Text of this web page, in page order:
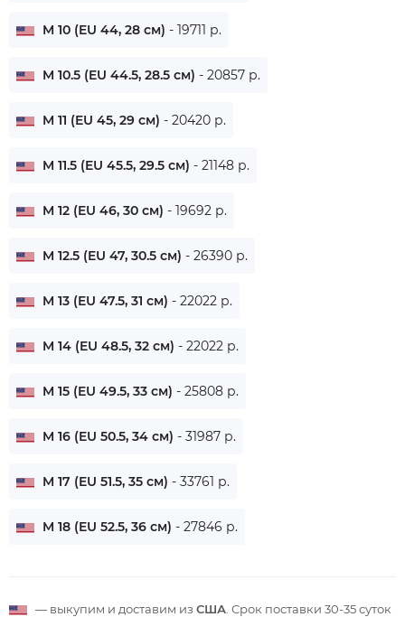
M 10 (EU 44, 28 см) - 19711 р.
M 10.5 (EU 44.5, 28.5 см) - 20857 р.
M 11 (EU 45, 29 см) - 20420 р.
M 11.5 (EU 45.5, 29.5 см) - 21148 р.
M 12 (EU 46, 30 см) - 19692 р.
M 12.5 (EU 47, 30.5 см) - 26390 р.
M 13 (EU 47.5, 31 см) - 22022 р.
M 14 (EU 48.5, 32 см) - 22022 р.
M 15 (EU 49.5, 33 см) - 25808 р.
M 16 (EU 50.5, 34 см) - 31987 р.
M 17 (EU 51.5, 35 см) - 33761 р.
M 18 (EU 52.5, 36 см) - 27846 р.
— выкупим и доставим из США . Срок поставки 30-35 суток